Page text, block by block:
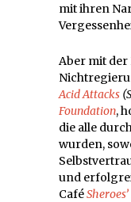
mit ihren
Aber mit
Acid Attacks
Foundation,
die alle
wurden,
und
Café